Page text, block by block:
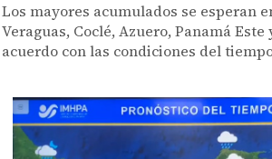
Los mayores acumulados se esperan
Veraguas, Coclé, Azuero, Panamá Este
acuerdo con las condiciones del